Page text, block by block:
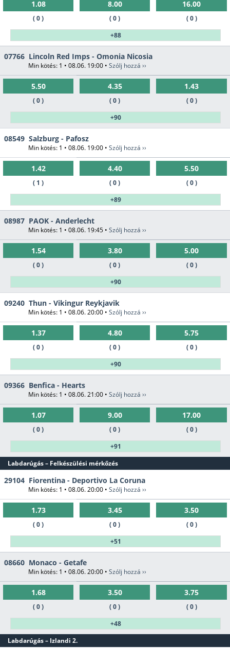
1.08
( 0 )
8.00
( 0 )
16.00
( 0 )
+88
07766 Lincoln Red Imps - Omonia Nicosia
Min kötés: 1 • 08.06. 19:00 • Szólj hozzá ››
5.50
( 0 )
4.35
( 0 )
1.43
( 0 )
+90
08549 Salzburg - Pafosz
Min kötés: 1 • 08.06. 19:00 • Szólj hozzá ››
1.42
( 1 )
4.40
( 0 )
5.50
( 0 )
+89
08987 PAOK - Anderlecht
Min kötés: 1 • 08.06. 19:45 • Szólj hozzá ››
1.54
( 0 )
3.80
( 0 )
5.00
( 0 )
+90
09240 Thun - Vikingur Reykjavik
Min kötés: 1 • 08.06. 20:00 • Szólj hozzá ››
1.37
( 0 )
4.80
( 0 )
5.75
( 0 )
+90
09366 Benfica - Hearts
Min kötés: 1 • 08.06. 21:00 • Szólj hozzá ››
1.07
( 0 )
9.00
( 0 )
17.00
( 0 )
+91
Labdarúgás – Felkészülési mérkőzés
29104 Fiorentina - Deportivo La Coruna
Min kötés: 1 • 08.06. 20:00 • Szólj hozzá ››
1.73
( 0 )
3.45
( 0 )
3.50
( 0 )
+51
08660 Monaco - Getafe
Min kötés: 1 • 08.06. 20:00 • Szólj hozzá ››
1.68
( 0 )
3.50
( 0 )
3.75
( 0 )
+48
Labdarúgás – Izlandi 2.